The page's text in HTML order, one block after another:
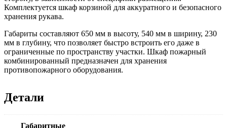
Комплектуется шкаф корзиной для аккуратного и безопасного
хранения рукава.
Габариты составляют 650 мм в высоту, 540 мм в ширину, 230
мм в глубину, что позволяет быстро встроить его даже в
ограниченные по пространству участки. Шкаф пожарный
комбинированный предназначен для хранения
противопожарного оборудования.
Детали
Габаритные